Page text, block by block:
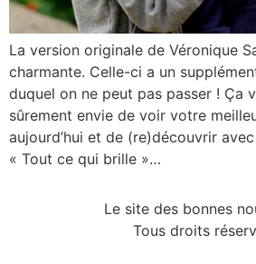
La version originale de Véronique
charmante. Celle-ci a un
duquel on ne peut pas passer ! Ça
sûrement envie de voir votre
aujourd’hui et de (re)découvrir
« Tout ce qui brille »…
Le site des bonnes
Tous droits